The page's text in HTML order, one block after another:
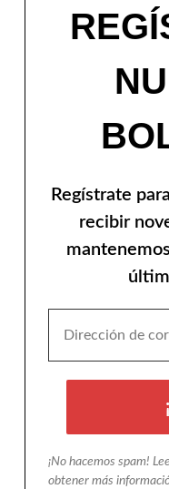
Regístrate
recibir
¡No hacemos spam!
obtener más